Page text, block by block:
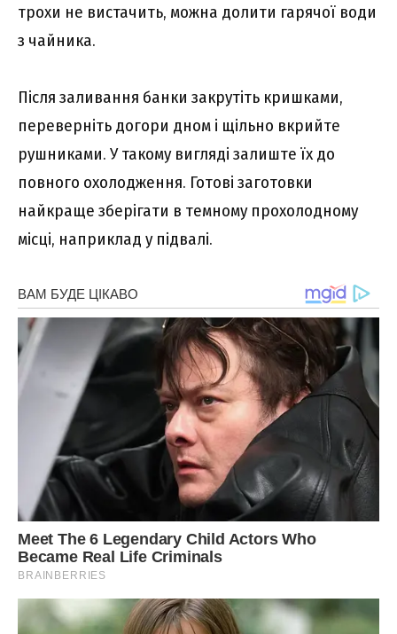
трохи не вистачить, можна долити гарячої води
з чайника.
Після заливання банки закрутіть кришками,
переверніть догори дном і щільно вкрийте
рушниками. У такому вигляді залиште їх до
повного охолодження. Готові заготовки
найкраще зберігати в темному прохолодному
місці, наприклад у підвалі.